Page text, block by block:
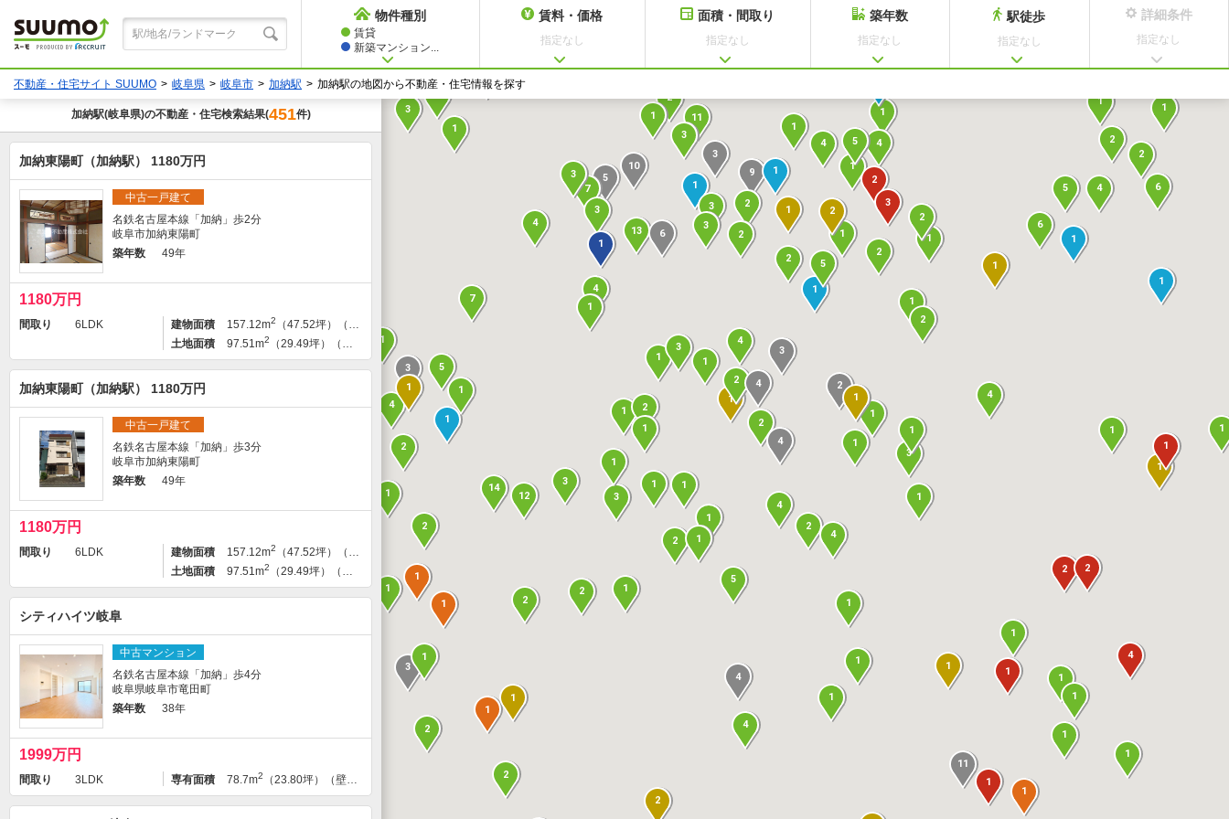
物件種別
賃貸
新築マンション...
賃料・価格
指定なし
面積・間取り
指定なし
築年数
指定なし
駅徒歩
指定なし
詳細条件
指定なし
不動産・住宅サイト SUUMO 岐阜県 岐阜市 加納駅 加納駅の地図から不動産・住宅情報を探す
2
3
1
1
5
1
6
11
1
2
1
5
2
6
1
1
3
1
4
4
1
4
5
13
3
1
7
3
2
1
3
5
1
4
3
3
1
11
1
4
2
1
10
9
2
2
2
1
3
4
1
1
2
2
1
4
1
3
6
2
3
4
3
4
1
2
1
1
5
1
2
4
2
2
1
4
2
2
4
1
1
2
4
1
2
7
1
1
2
2
1
1
1
2
1
2
5
1
3
1
2
1
1
1
1
2
14
1
1
2
1
1
1
3
3
1
1
1
4
1
2
1
1
6
12
4
1
1
3
1
1
1
1
1
1
1
1
2
1
加納駅(岐阜県)の不動産・住宅検索結果(451件)
加納東陽町（加納駅） 1180万円
中古一戸建て
名鉄名古屋本線「加納」歩2分
岐阜市加納東陽町
築年数
49年
1180万円
間取り 6LDK 建物面積 157.12m2
（47.52坪）（登記）
土地面積
97.51m2 （29.49坪）（登記）
加納東陽町（加納駅） 1180万円
中古一戸建て
名鉄名古屋本線「加納」歩3分
岐阜市加納東陽町
築年数
49年
1180万円
間取り 6LDK 建物面積 157.12m2
（47.52坪）（登記）
土地面積
97.51m2 （29.49坪）（登記）
シティハイツ岐阜
中古マンション
名鉄名古屋本線「加納」歩4分
岐阜県岐阜市竜田町
築年数
38年
1999万円
間取り 3LDK 専有面積 78.7m2 （23.80坪）（壁芯）